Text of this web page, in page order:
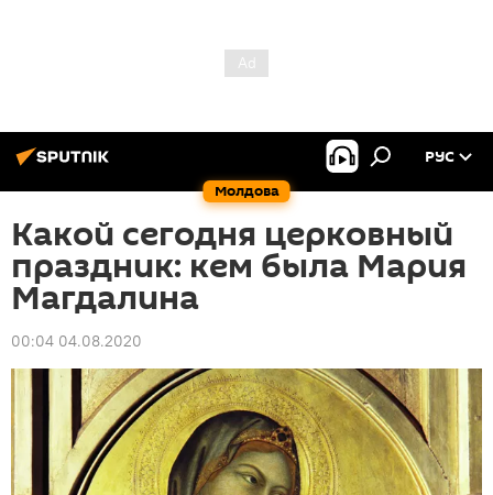
Молдова
РУС
Какой сегодня церковный
праздник: кем была Мария
Магдалина
00:04 04.08.2020